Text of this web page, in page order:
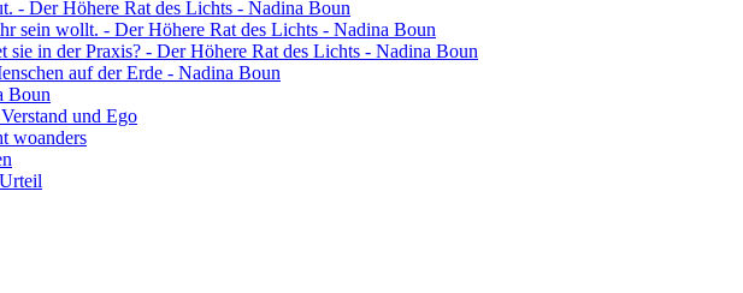
- Der Höhere Rat des Lichts - Nadina Boun
sein wollt. - Der Höhere Rat des Lichts - Nadina Boun
sie in der Praxis? - Der Höhere Rat des Lichts - Nadina Boun
auf der Erde - Nadina Boun
Boun
und Ego
woanders